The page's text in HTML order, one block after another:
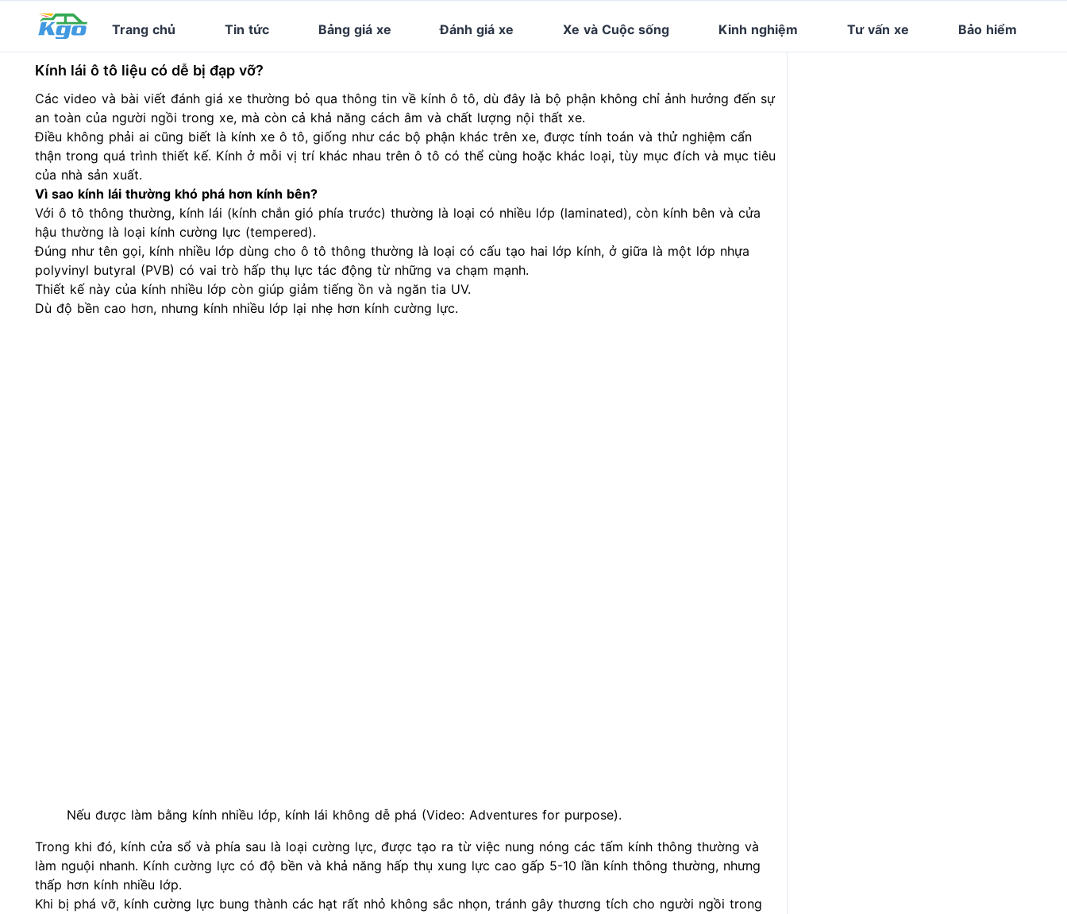
Trang chủ Tin tức Bảng giá xe Đánh giá xe Xe và Cuộc sống Kinh nghiệm Tư vấn xe Bảo hiểm
Kính lái ô tô liệu có dễ bị đạp vỡ?
Các video và bài viết đánh giá xe thường bỏ qua thông tin về kính ô tô, dù đây là bộ phận không chỉ ảnh hưởng đến sự
an toàn của người ngồi trong xe, mà còn cả khả năng cách âm và chất lượng nội thất xe.
Điều không phải ai cũng biết là kính xe ô tô, giống như các bộ phận khác trên xe, được tính toán và thử nghiệm cẩn
thận trong quá trình thiết kế. Kính ở mỗi vị trí khác nhau trên ô tô có thể cùng hoặc khác loại, tùy mục đích và mục tiêu
của nhà sản xuất.
Vì sao kính lái thường khó phá hơn kính bên?
Với ô tô thông thường, kính lái (kính chắn gió phía trước) thường là loại có nhiều lớp (laminated), còn kính bên và cửa
hậu thường là loại kính cường lực (tempered).
Đúng như tên gọi, kính nhiều lớp dùng cho ô tô thông thường là loại có cấu tạo hai lớp kính, ở giữa là một lớp nhựa
polyvinyl butyral (PVB) có vai trò hấp thụ lực tác động từ những va chạm mạnh.
Thiết kế này của kính nhiều lớp còn giúp giảm tiếng ồn và ngăn tia UV.
Dù độ bền cao hơn, nhưng kính nhiều lớp lại nhẹ hơn kính cường lực.
Nếu được làm bằng kính nhiều lớp, kính lái không dễ phá (Video: Adventures for purpose).
Trong khi đó, kính cửa sổ và phía sau là loại cường lực, được tạo ra từ việc nung nóng các tấm kính thông thường và
làm nguội nhanh. Kính cường lực có độ bền và khả năng hấp thụ xung lực cao gấp 5-10 lần kính thông thường, nhưng
thấp hơn kính nhiều lớp.
Khi bị phá vỡ, kính cường lực bung thành các hạt rất nhỏ không sắc nhọn, tránh gây thương tích cho người ngồi trong